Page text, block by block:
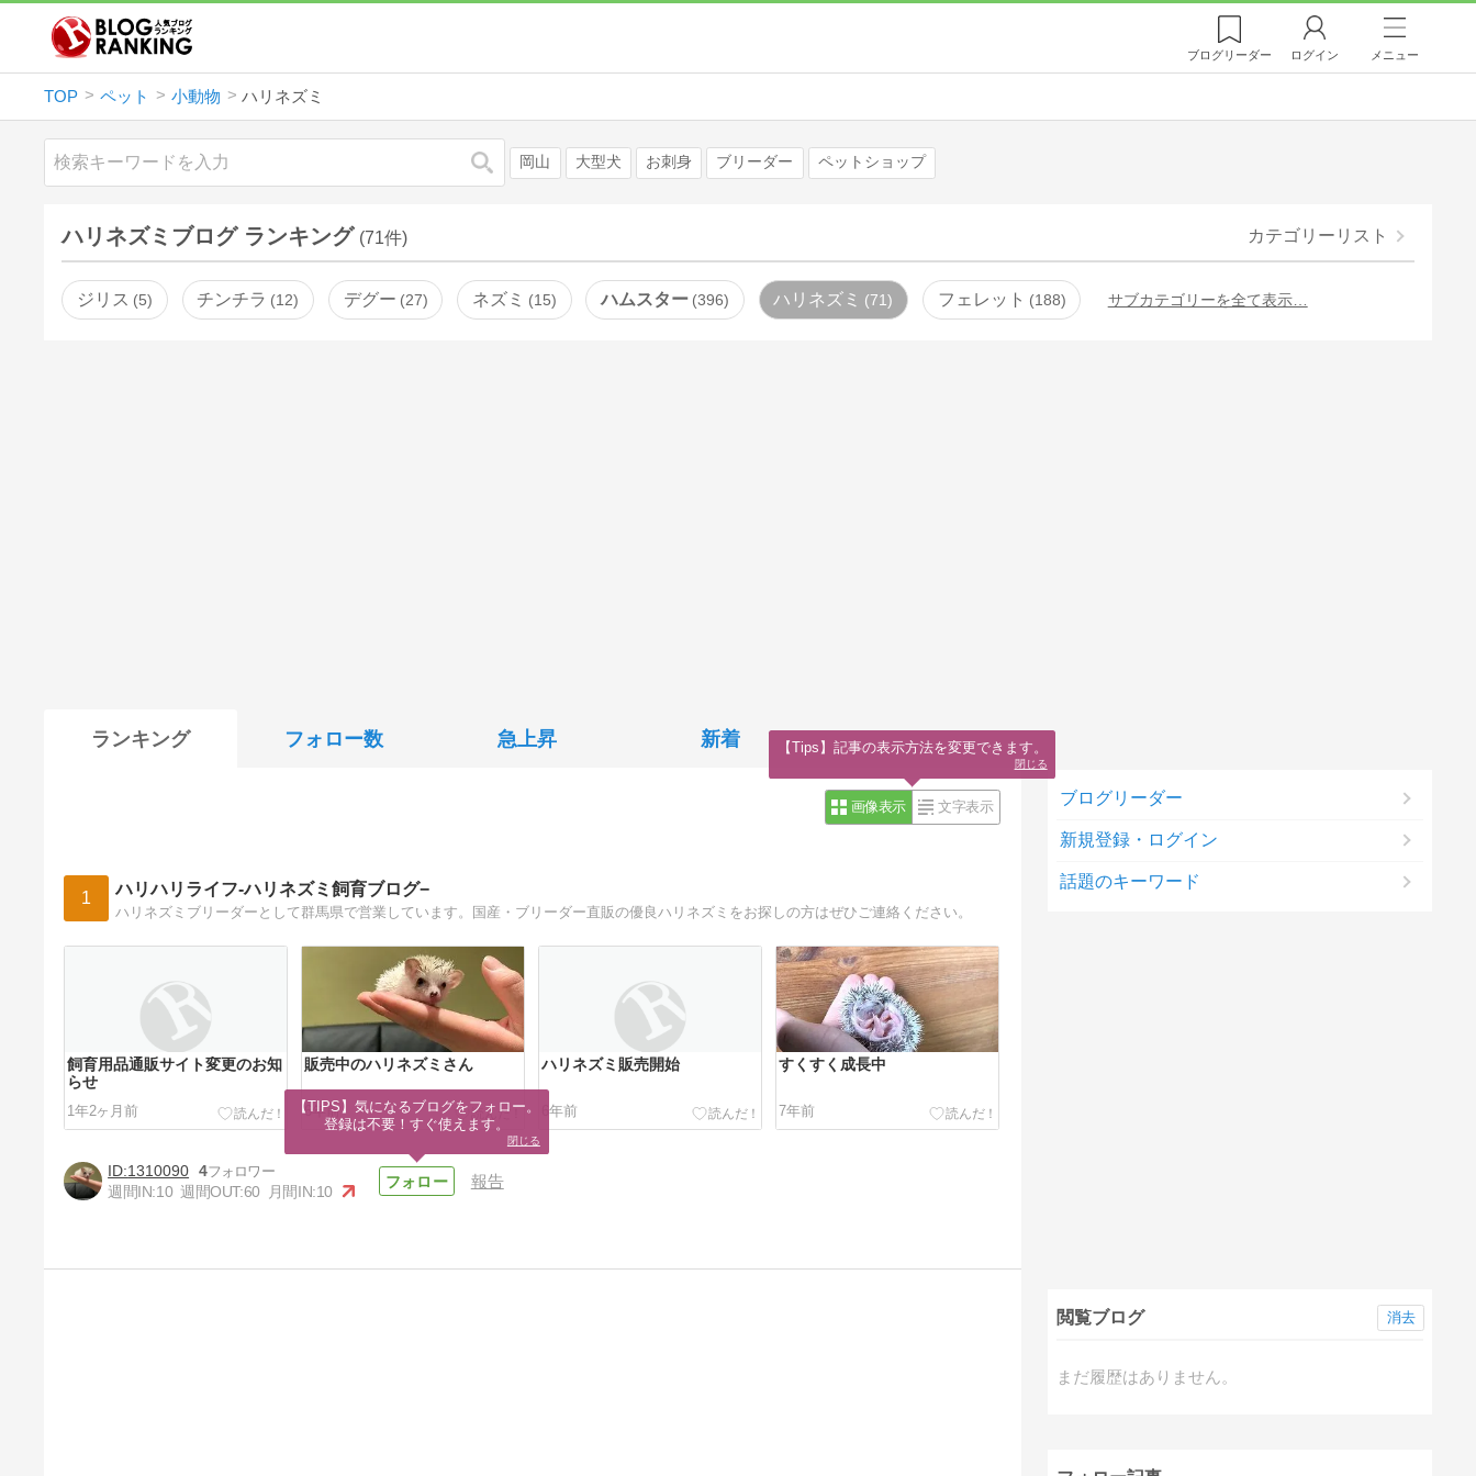
ブログリーダー ログイン メニュー
TOP ペット 小動物 ハリネズミ
検索 岡山 大型犬 お刺身 ブリーダー ペットショップ
ハリネズミブログ ランキング (71件) カテゴリーリスト
ジリス 5 チンチラ 12 デグー 27 ネズミ 15 ハムスター 396 ハリネズミ 71 フェレット 188 サブカテゴリーを全て表示…
ランキング フォロー数 急上昇 新着
画像表示 文字表示
1 ハリハリライフ-ハリネズミ飼育ブログ−
ハリネズミブリーダーとして群馬県で営業しています。国産・ブリーダー直販の優良ハリネズミをお探しの方はぜひご連絡ください。
飼育用品通販サイト変更のお知
らせ
1年2ヶ月前
販売中のハリネズミさん
6年前
ハリネズミ販売開始
6年前
すくすく成長中
7年前
1310090 4
週間IN:10 週間OUT:60 月間IN:10
報告
ブログリーダー
新規登録・ログイン
話題のキーワード
閲覧ブログ
まだ履歴はありません。
消去
【TIPS】気になるブログをフォロー。
登録は不要！すぐ使えます。
閉じる
【Tips】記事の表示方法を変更できます。
閉じる